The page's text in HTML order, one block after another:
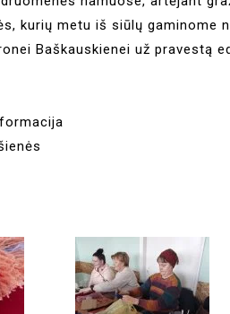
kurių metu iš siūlų gaminome
Baškauskienei už pravestą